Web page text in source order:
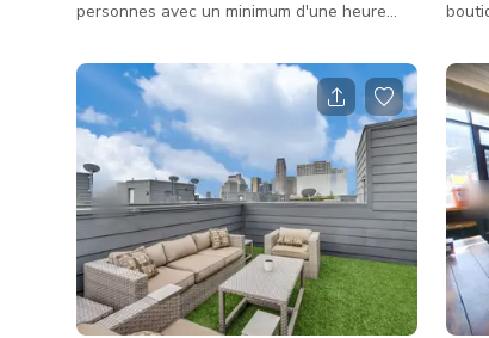
personnes avec un minimum d'une heure
d'informations
lieu
Du
tout